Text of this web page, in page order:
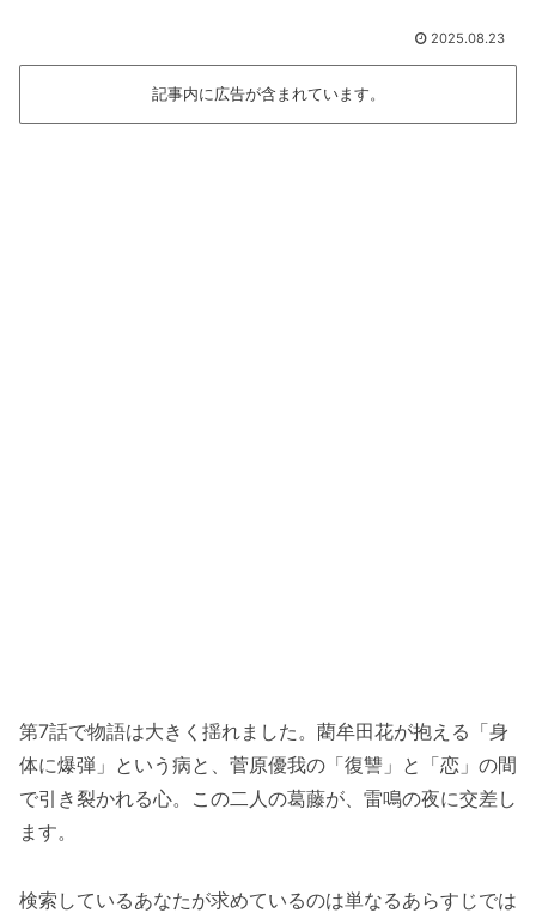
2025.08.23
記事内に広告が含まれています。
第7話で物語は大きく揺れました。藺牟田花が抱える「身
体に爆弾」という病と、菅原優我の「復讐」と「恋」の間
で引き裂かれる心。この二人の葛藤が、雷鳴の夜に交差し
ます。
検索しているあなたが求めているのは単なるあらすじでは